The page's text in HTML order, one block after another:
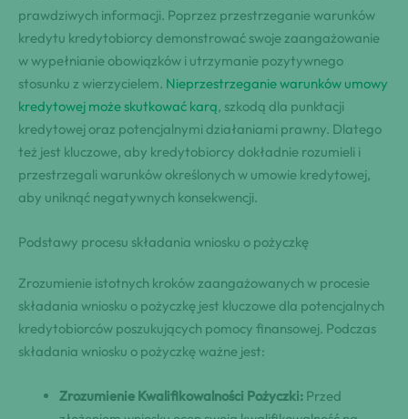
prawdziwych informacji. Poprzez przestrzeganie warunków
kredytu kredytobiorcy demonstrować swoje zaangażowanie
w wypełnianie obowiązków i utrzymanie pozytywnego
stosunku z wierzycielem. Nieprzestrzeganie warunków umowy
kredytowej może skutkować karą, szkodą dla punktacji
kredytowej oraz potencjalnymi działaniami prawny. Dlatego
też jest kluczowe, aby kredytobiorcy dokładnie rozumieli i
przestrzegali warunków określonych w umowie kredytowej,
aby uniknąć negatywnych konsekwencji.
Podstawy procesu składania wniosku o pożyczkę
Zrozumienie istotnych kroków zaangażowanych w procesie
składania wniosku o pożyczkę jest kluczowe dla potencjalnych
kredytobiorców poszukujących pomocy finansowej. Podczas
składania wniosku o pożyczkę ważne jest:
Zrozumienie Kwalifikowalności Pożyczki: Przed